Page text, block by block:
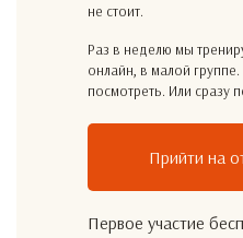
не стоит.
Раз в неделю мы
онлайн, в малой
посмотреть. Или сразу
Прийти на
Первое участие